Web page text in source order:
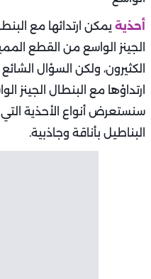
أحذية يمكن ارتدائها مع
الجينز الواسع من القطع
الكثيرون، ولكن السؤال
ارتداؤها مع البنطال الجينز
سنستعرض أنواع الأحذية
البناطيل بأناقة وجاذبية.